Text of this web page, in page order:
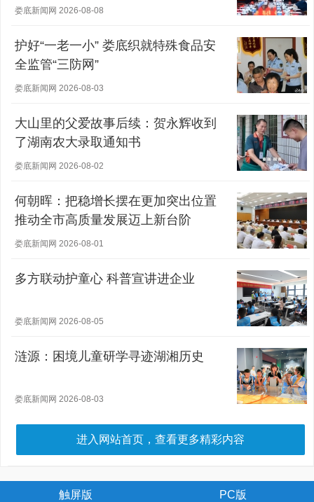
娄底新闻网 2026-08-08
护好“一老一小” 娄底织就特殊食品安
全监管“三防网”
娄底新闻网 2026-08-03
大山里的父爱故事后续：贺永辉收到
了湖南农大录取通知书
娄底新闻网 2026-08-02
何朝晖：把稳增长摆在更加突出位置
推动全市高质量发展迈上新台阶
娄底新闻网 2026-08-01
多方联动护童心 科普宣讲进企业
娄底新闻网 2026-08-05
涟源：困境儿童研学寻迹湖湘历史
娄底新闻网 2026-08-03
进入网站首页，查看更多精彩内容
触屏版 PC版